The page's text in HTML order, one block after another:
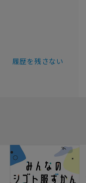
履歴を残さない